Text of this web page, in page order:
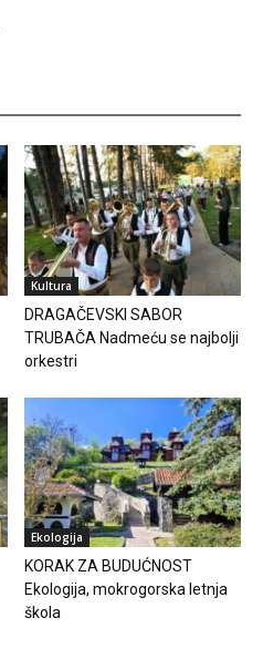
Kultura
DRAGAČEVSKI SABOR
TRUBAČA Nadmeću se najbolji
orkestri
Ekologija
KORAK ZA BUDUĆNOST
Ekologija, mokrogorska letnja
škola